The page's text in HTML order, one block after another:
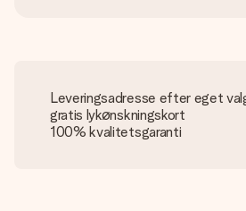
Leveringsadresse efter eget
gratis lykønskningskort
100% kvalitetsgaranti